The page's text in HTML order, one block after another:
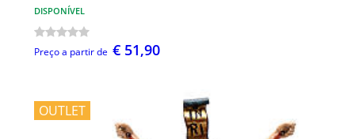
DISPONÍVEL
Preço a partir de € 51,90
OUTLET